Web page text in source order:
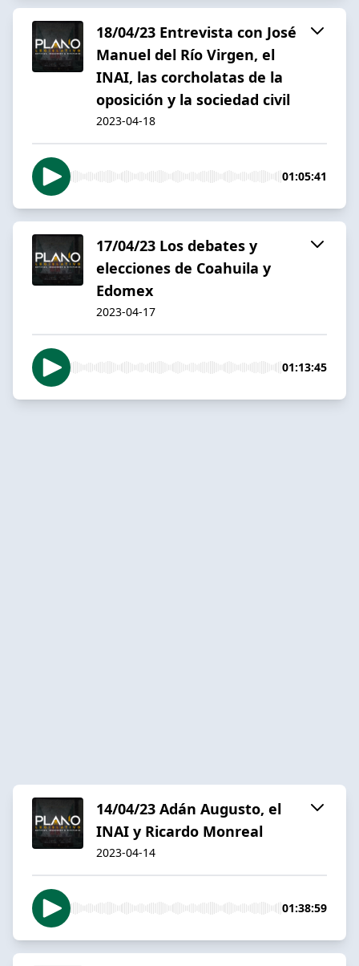
18/04/23 Entrevista con José
Manuel del Río Virgen, el
INAI, las corcholatas de la
oposición y la sociedad civil
2023-04-18
01:05:41
17/04/23 Los debates y
elecciones de Coahuila y
Edomex
2023-04-17
01:13:45
14/04/23 Adán Augusto, el
INAI y Ricardo Monreal
2023-04-14
01:38:59